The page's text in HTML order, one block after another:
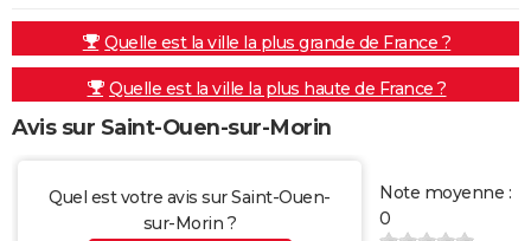
Quelle est la ville la plus grande de France ?
Quelle est la ville la plus haute de France ?
Avis sur Saint-Ouen-sur-Morin
Quel est votre avis sur Saint-Ouen-
sur-Morin ?
Note moyenne :
0